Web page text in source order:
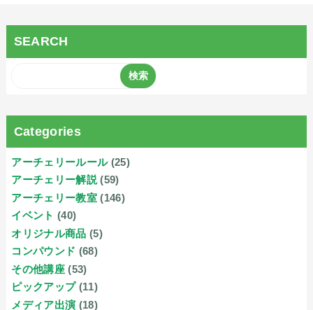
SEARCH
Categories
アーチェリールール (25)
アーチェリー解説 (59)
アーチェリー教室 (146)
イベント (40)
オリジナル商品 (5)
コンパウンド (68)
その他講座 (53)
ピックアップ (11)
メディア出演 (18)